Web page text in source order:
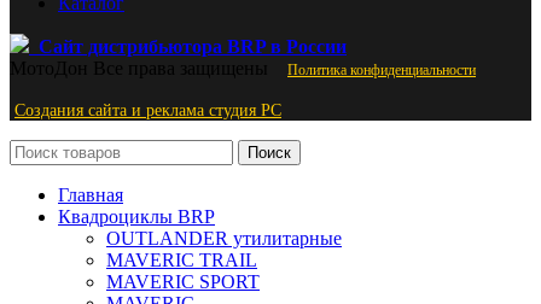
Сайт дистрибьютора BRP в России
МотоДон Все права защищены Политика конфиденциальности
Создания сайта и реклама студия PС
Поиск
Главная
Квадроциклы BRP
OUTLANDER утилитарные
MAVERIC TRAIL
MAVERIC SPORT